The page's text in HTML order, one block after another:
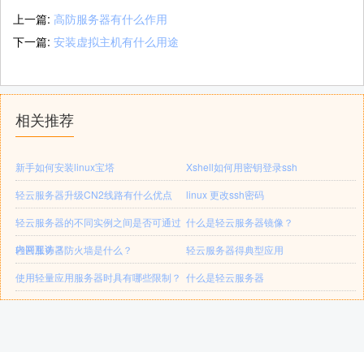
上一篇: 高防服务器有什么作用
下一篇: 安装虚拟主机有什么用途
相关推荐
新手如何安装linux宝塔
Xshell如何用密钥登录ssh
轻云服务器升级CN2线路有什么优点
linux 更改ssh密码
轻云服务器的不同实例之间是否可通过
内网互访？
什么是轻云服务器镜像？
轻云服务器防火墙是什么？
轻云服务器得典型应用
使用轻量应用服务器时具有哪些限制？ 什么是轻云服务器